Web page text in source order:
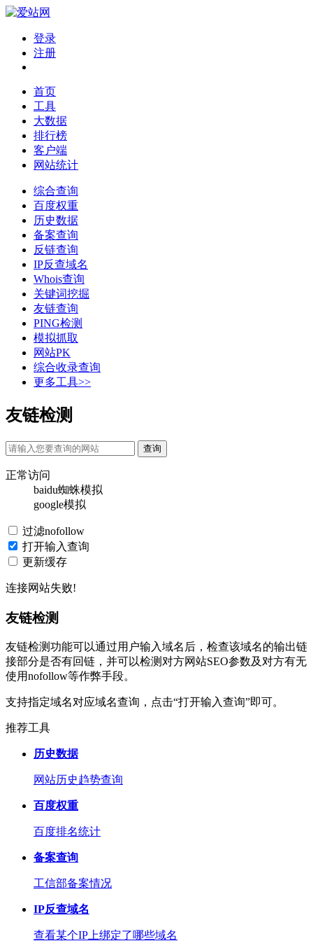
登录
注册
首页
工具
大数据
排行榜
客户端
网站统计
综合查询
百度权重
历史数据
备案查询
反链查询
IP反查域名
Whois查询
关键词挖掘
友链查询
PING检测
模拟抓取
网站PK
综合收录查询
更多工具>>
友链检测
正常访问
baidu蜘蛛模拟
google模拟
过滤nofollow
打开输入查询
更新缓存
连接网站失败!
友链检测
友链检测功能可以通过用户输入域名后，检查该域名的输出链
接部分是否有回链，并可以检测对方网站SEO参数及对方有无
使用nofollow等作弊手段。
支持指定域名对应域名查询，点击“打开输入查询”即可。
推荐工具
历史数据
网站历史趋势查询
百度权重
百度排名统计
备案查询
工信部备案情况
IP反查域名
查看某个IP上绑定了哪些域名